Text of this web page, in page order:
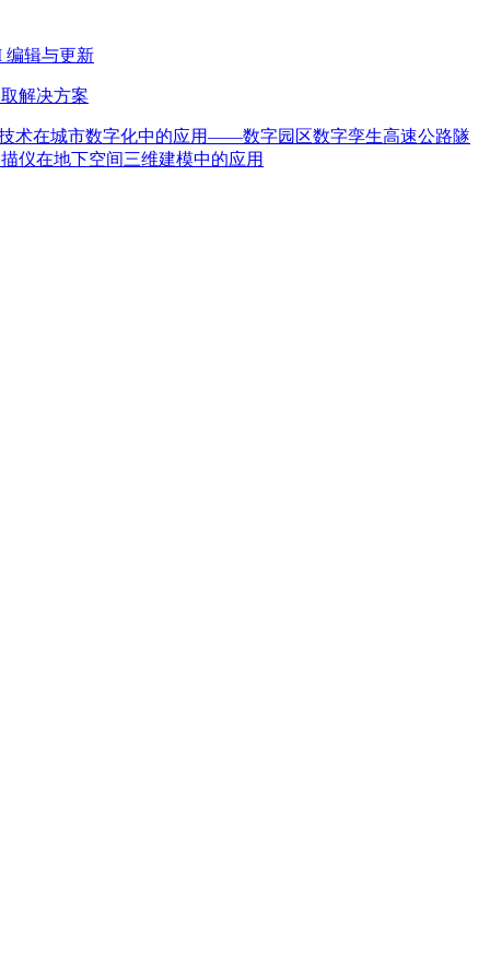
编辑与更新
解决方案
术在城市数字化中的应用——数字园区数字孪生高速公路隧
仪在地下空间三维建模中的应用